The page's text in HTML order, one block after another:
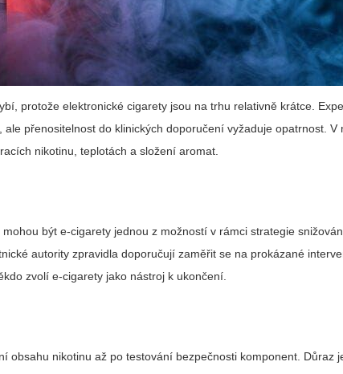
protože elektronické cigarety jsou na trhu relativně krátce.
přenositelnost do klinických doporučení vyžaduje opatrnost. V
nikotinu, teplotách a složení aromat.
být e-cigarety jednou z možností v rámci strategie
autority zpravidla doporučují zaměřit se na prokázané
zvolí e-cigarety jako nástroj k ukončení.
nikotinu až po testování bezpečnosti komponent. Důraz